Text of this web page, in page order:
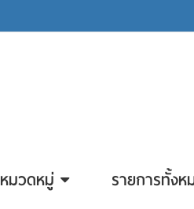
หมวดหมู่ รายการทั้งห